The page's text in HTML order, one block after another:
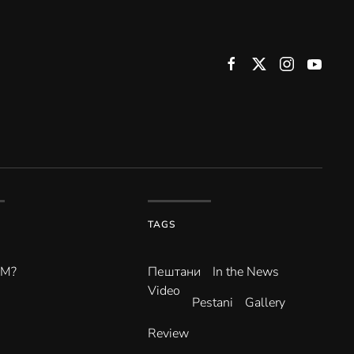
TAGS
Пештани
In the News
Video
Pestani
Gallery
Review